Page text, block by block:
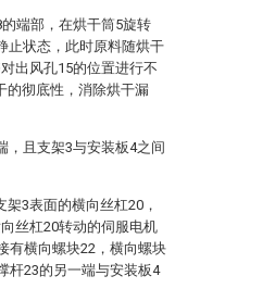
端部，在烘干筒5旋转
止状态，此时原料随烘干
出风孔15的位置进行不
的彻底性，消除烘干漏
，且支架3与安装板4之间
3表面的横向丝杠20，
丝杠20转动的伺服电机
有横向螺块22，横向螺块
杆23的另一端与安装板4